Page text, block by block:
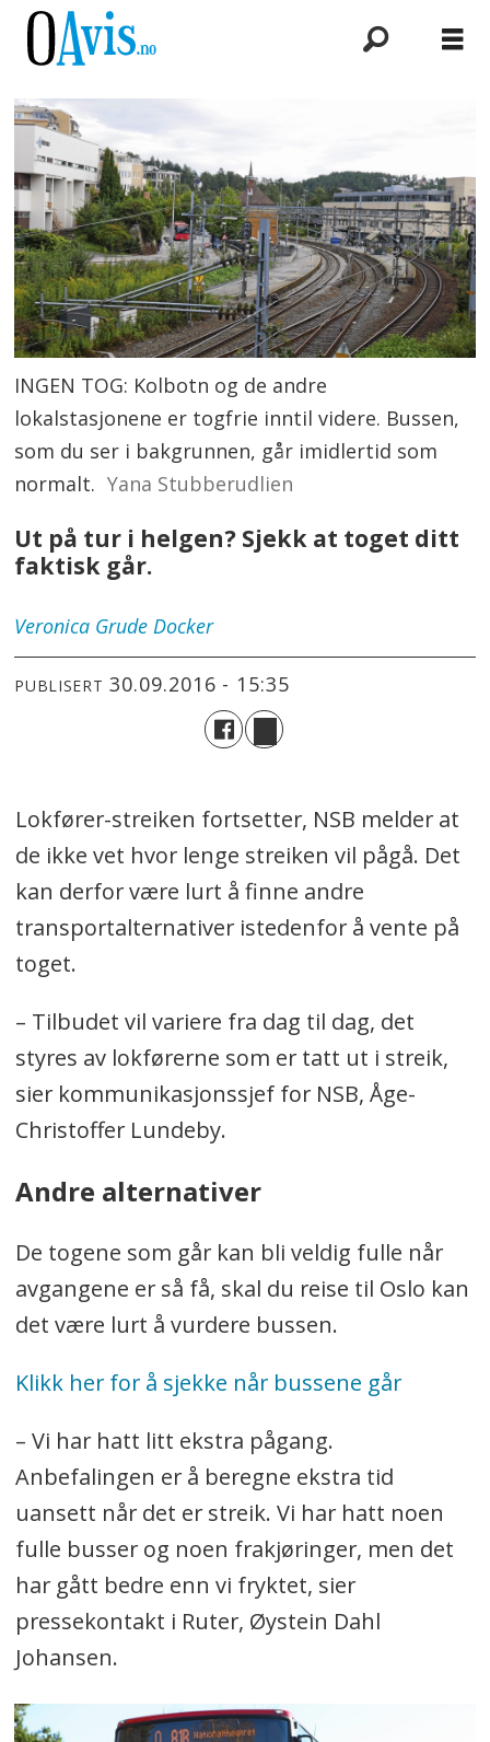
INGEN TOG: Kolbotn og de andre
lokalstasjonene er togfrie inntil videre. Bussen,
som du ser i bakgrunnen, går imidlertid som
normalt. Yana Stubberudlien
Ut på tur i helgen? Sjekk at toget ditt
faktisk går.
Veronica Grude Docker
PUBLISERT 30.09.2016 - 15:35
Lokfører-streiken fortsetter, NSB melder at
de ikke vet hvor lenge streiken vil pågå. Det
kan derfor være lurt å finne andre
transportalternativer istedenfor å vente på
toget.
– Tilbudet vil variere fra dag til dag, det
styres av lokførerne som er tatt ut i streik,
sier kommunikasjonssjef for NSB, Åge-
Christoffer Lundeby.
Andre alternativer
De togene som går kan bli veldig fulle når
avgangene er så få, skal du reise til Oslo kan
det være lurt å vurdere bussen.
Klikk her for å sjekke når bussene går
– Vi har hatt litt ekstra pågang.
Anbefalingen er å beregne ekstra tid
uansett når det er streik. Vi har hatt noen
fulle busser og noen frakjøringer, men det
har gått bedre enn vi fryktet, sier
pressekontakt i Ruter, Øystein Dahl
Johansen.